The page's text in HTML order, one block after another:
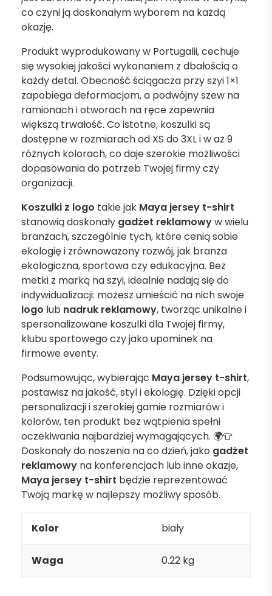
co czyni ją doskonałym wyborem na każdą
okazję.
Produkt wyprodukowany w Portugalii, cechuje
się wysokiej jakości wykonaniem z dbałością o
każdy detal. Obecność ściągacza przy szyi 1×1
zapobiega deformacjom, a podwójny szew na
ramionach i otworach na ręce zapewnia
większą trwałość. Co istotne, koszulki są
dostępne w rozmiarach od XS do 3XL i w aż 9
różnych kolorach, co daje szerokie możliwości
dopasowania do potrzeb Twojej firmy czy
organizacji.
Koszulki z logo takie jak Maya jersey t-shirt
stanowią doskonały gadżet reklamowyw wielu
branżach, szczególnie tych, które cenią sobie
ekologię i zrównoważony rozwój, jak branża
ekologiczna, sportowa czy edukacyjna. Bez
metki z marką na szyi, idealnie nadają się do
indywidualizacji: możesz umieścić na nich swoje
logo lub nadruk reklamowy, tworząc unikalne i
spersonalizowane koszulki dla Twojej firmy,
klubu sportowego czy jako upominek na
firmowe eventy.
Podsumowując, wybierając Maya jersey t-shirt,
postawisz na jakość, styl i ekologię. Dzięki opcji
personalizacji i szerokiej gamie rozmiarów i
kolorów, ten produkt bez wątpienia spełni
oczekiwania najbardziej wymagających. 🌍👕
Doskonały do noszenia na co dzień, jako gadżet
reklamowy na konferencjach lub inne okazje,
Maya jersey t-shirt będzie reprezentować
Twoją markę w najlepszy możliwy sposób.
Kolor biały
Waga 0.22 kg